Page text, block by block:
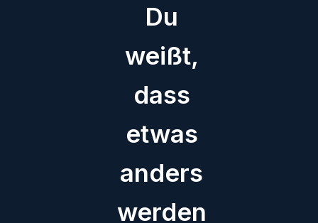
Du
weißt,
dass
etwas
anders
werden